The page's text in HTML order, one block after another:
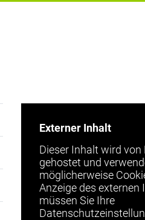
Externer Inhalt
Dieser Inhalt wird von
gehostet und
möglicherweise
Anzeige des externen
müssen Sie Ihre